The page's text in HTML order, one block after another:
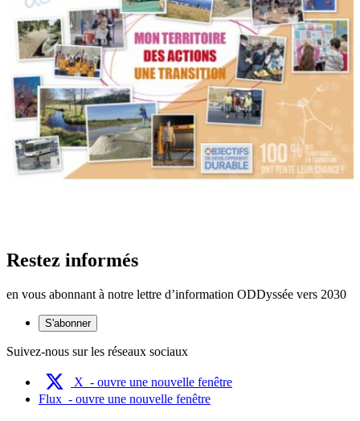
Restez informés
en vous abonnant à notre lettre d’information ODDyssée vers 2030
S'abonner
Suivez-nous sur les réseaux sociaux
X - ouvre une nouvelle fenêtre
Flux - ouvre une nouvelle fenêtre